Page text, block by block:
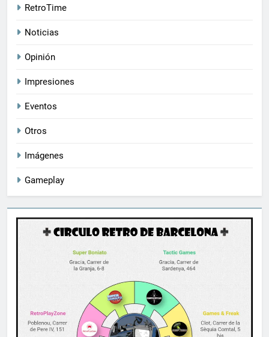
RetroTime
Noticias
Opinión
Impresiones
Eventos
Otros
Imágenes
Gameplay